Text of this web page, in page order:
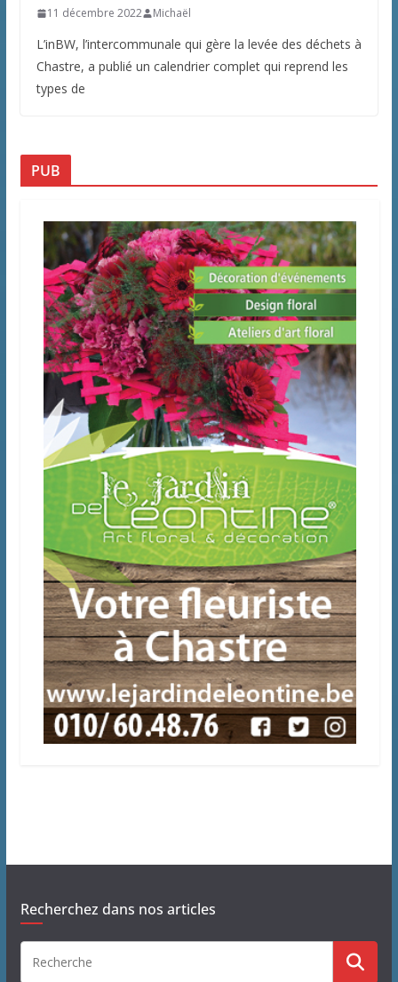
11 décembre 2022 Michaël
L’inBW, l’intercommunale qui gère la levée des déchets à
Chastre, a publié un calendrier complet qui reprend les
types de
PUB
Recherchez dans nos articles